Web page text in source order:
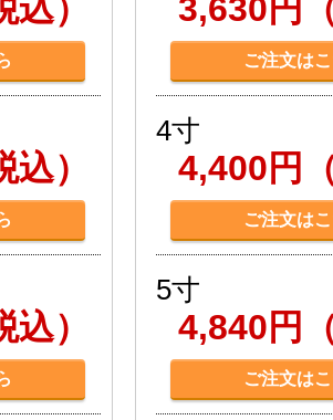
）
）
）
3,630円
ご注文は
4寸
4,400円
ご注文は
5寸
4,840円
ご注文は